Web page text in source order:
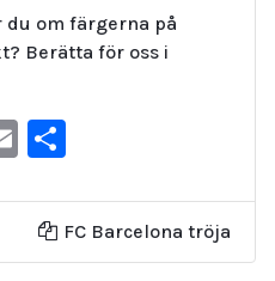
du om färgerna på
Berätta för oss i
Email
FC Barcelona tröja